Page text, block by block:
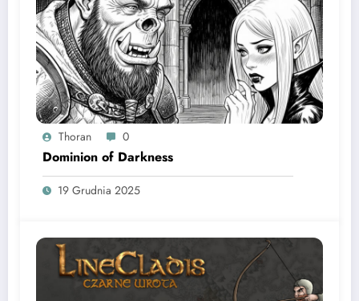
Thoran 0
Dominion of Darkness
19 Grudnia 2025